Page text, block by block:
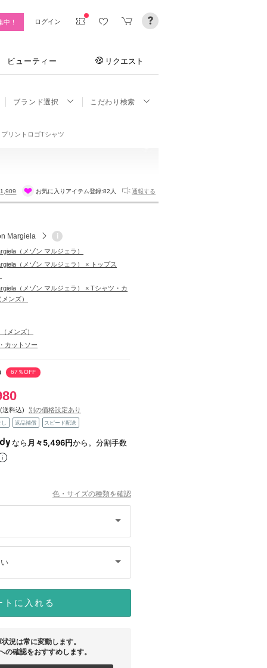
中！ ログイン
ビューティー リクエスト
ブランド選択 こだわり検索
リントロゴTシャツ
1,909 お気に入りアイテム登録:82人 通報する
Margiela i
（メゾン マルジェラ）
（メゾン マルジェラ） × トップス
（メゾン マルジェラ） × Tシャツ・カ
ンズ）
メンズ）
カットソー
67％OFF
送料込) 別の価格設定あり
返品補償 スピード配送
なら月々5,496円から。分割手数
色・サイズの種類を確認
トに入れる
況は常に変動します。
の確認をおすすめします。